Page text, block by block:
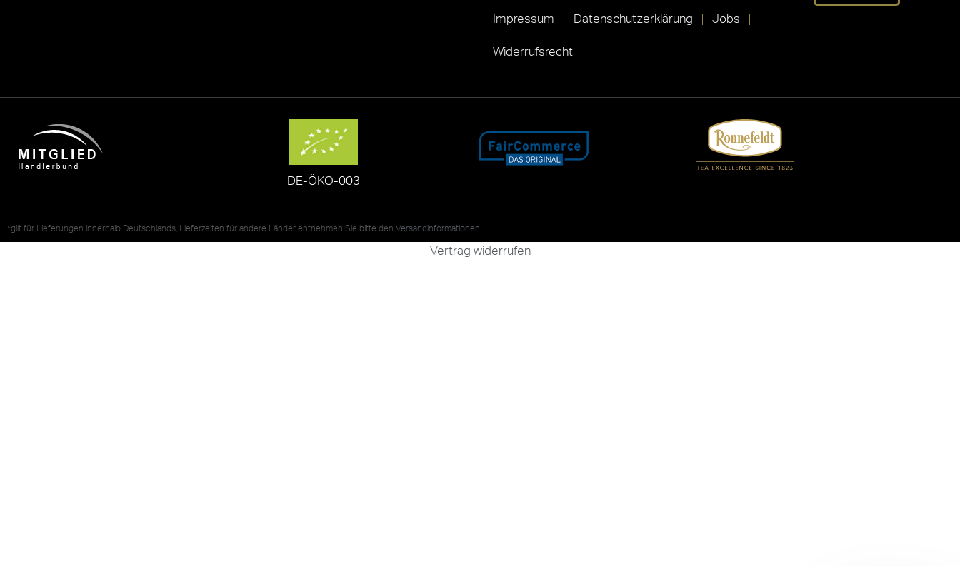
Impressum Datenschutzerklärung Jobs
Widerrufsrecht
DE-ÖKO-003
*gilt für Lieferungen innerhalb Deutschlands, Lieferzeiten für andere Länder entnehmen Sie bitte den Versandinformationen
Vertrag widerrufen